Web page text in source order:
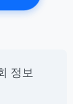
정보